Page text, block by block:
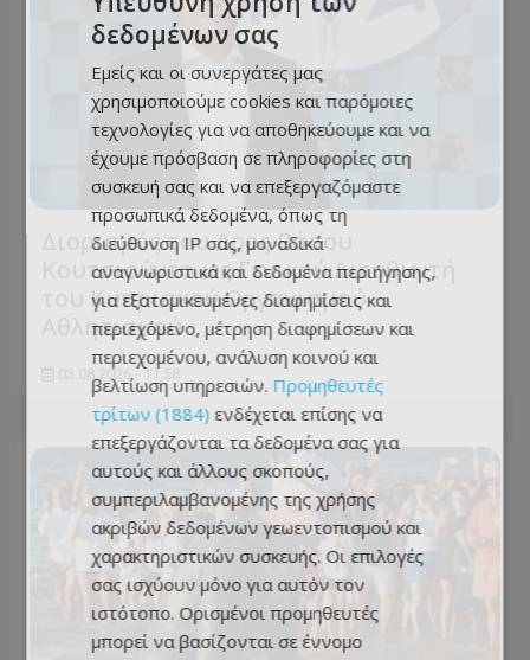
Διορισμός του Δρος Βάσου
Κουτσιούντα ως Γενικού Διευθυντή
του Κυπριακού Οργανισμού
Αθλητισμού
03.08.2026 - 11:58
δεδομένων σας
Εμείς και οι συνεργάτες μας
χρησιμοποιούμε cookies και παρόμοιες
τεχνολογίες για να αποθηκεύουμε και να
έχουμε πρόσβαση σε πληροφορίες στη
συσκευή σας και να επεξεργαζόμαστε
προσωπικά δεδομένα, όπως τη
διεύθυνση IP σας, μοναδικά
αναγνωριστικά και δεδομένα περιήγησης,
για εξατομικευμένες διαφημίσεις και
περιεχόμενο, μέτρηση διαφημίσεων και
περιεχομένου, ανάλυση κοινού και
βελτίωση υπηρεσιών. Προμηθευτές
τρίτων (1884) ενδέχεται επίσης να
επεξεργάζονται τα δεδομένα σας για
αυτούς και άλλους σκοπούς,
συμπεριλαμβανομένης της χρήσης
ακριβών δεδομένων γεωεντοπισμού και
χαρακτηριστικών συσκευής. Οι επιλογές
σας ισχύουν μόνο για αυτόν τον
ιστότοπο. Ορισμένοι προμηθευτές
μπορεί να βασίζονται σε έννομο